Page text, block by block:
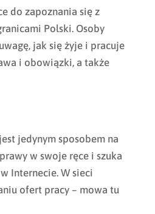
do zapoznania się z
Polski. Osoby
jak się żyje i pracuje
i obowiązki, a także
jedynym sposobem na
w swoje ręce i szuka
Internecie. W sieci
ofert pracy – mowa tu